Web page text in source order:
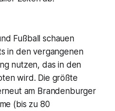
Fußball schauen
in den vergangenen
nutzen, das in den
wird. Die größte
am Brandenburger
(bis zu 80